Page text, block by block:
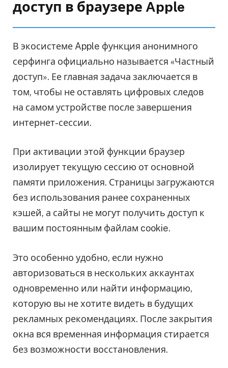
доступ в браузере Apple
В экосистеме Apple функция анонимного
серфинга официально называется «Частный
доступ». Ее главная задача заключается в
том, чтобы не оставлять цифровых следов
на самом устройстве после завершения
интернет-сессии.
При активации этой функции браузер
изолирует текущую сессию от основной
памяти приложения. Страницы загружаются
без использования ранее сохраненных
кэшей, а сайты не могут получить доступ к
вашим постоянным файлам cookie.
Это особенно удобно, если нужно
авторизоваться в нескольких аккаунтах
одновременно или найти информацию,
которую вы не хотите видеть в будущих
рекламных рекомендациях. После закрытия
окна вся временная информация стирается
без возможности восстановления.